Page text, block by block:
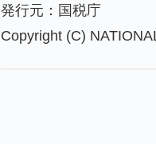
発行元：国税庁
Copyright (C)